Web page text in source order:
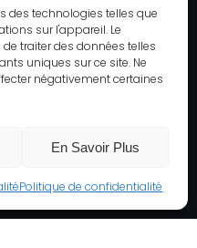
des technologies telles que
sur l'appareil. Le
traiter des données telles
uniques sur ce site. Ne
négativement certaines
En Savoir Plus
Politique de confidentialité